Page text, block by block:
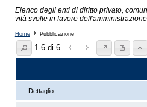
Elenco degli enti di diritto privato,
vità svolte in favore
Home Pubblicazione
1-6 di 6
Dettaglio